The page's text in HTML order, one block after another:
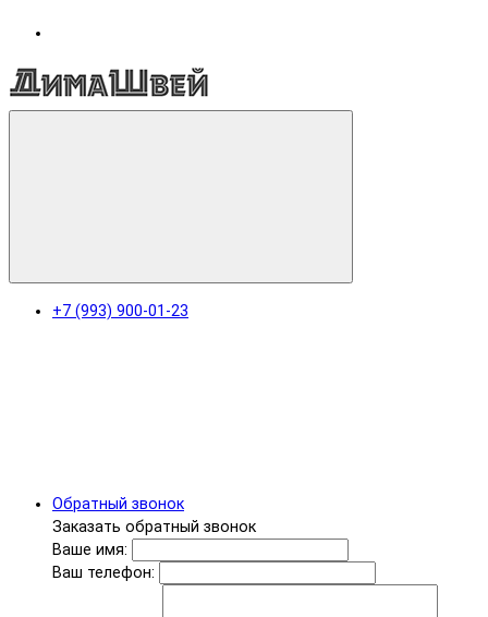
+7 (993) 900-01-23
Обратный звонок
Заказать обратный звонок
Ваше имя:
Ваш телефон: